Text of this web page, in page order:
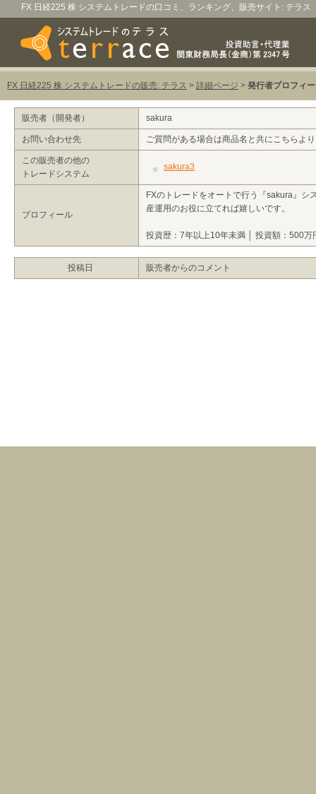
FX 日経225 株 システムトレードの口コミ、ランキング、販売サイト: テラス
FX 日経225 株 システムトレードの販売: テラス > 詳細ページ > 発行者プロフィ
販売者（開発者） sakura
お問い合わせ先 ご質問がある場合は商品名と共にこちらよ
この販売者の他の
トレードシステム
sakura3
プロフィール
FXのトレードをオートで行う『sakura』シ
産運用のお役に立てれば嬉しいです。
投資歴：7年以上10年未満 │ 投資額：500万
投稿日 販売者からのコメント